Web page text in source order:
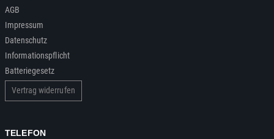
AGB
Impressum
Datenschutz
Informationspflicht
Batteriegesetz
Vertrag widerrufen
TELEFON